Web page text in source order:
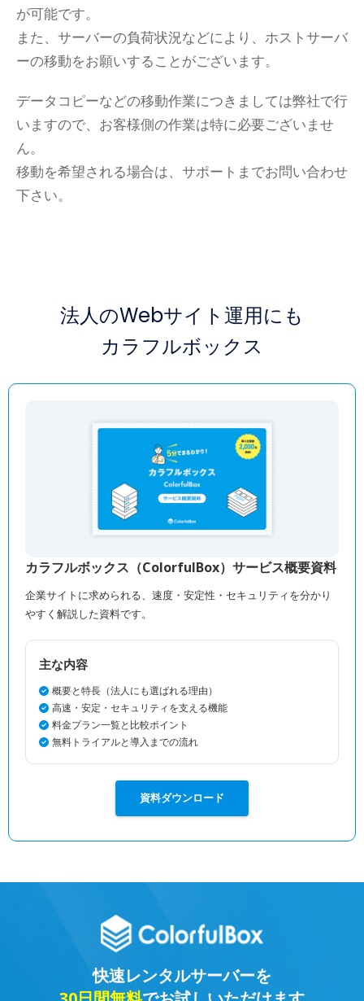
が可能です。
また、サーバーの負荷状況などにより、ホストサーバ
ーの移動をお願いすることがございます。
データコピーなどの移動作業につきましては弊社で行
いますので、お客様側の作業は特に必要ございませ
ん。
移動を希望される場合は、サポートまでお問い合わせ
下さい。
法人のWebサイト運用にも
カラフルボックス
カラフルボックス（ColorfulBox）サービス概要資料
企業サイトに求められる、速度・安定性・セキュリティを分かり
やすく解説した資料です。
主な内容
概要と特長（法人にも選ばれる理由）
高速・安定・セキュリティを支える機能
料金プラン一覧と比較ポイント
無料トライアルと導入までの流れ
資料ダウンロード
快速レンタルサーバーを